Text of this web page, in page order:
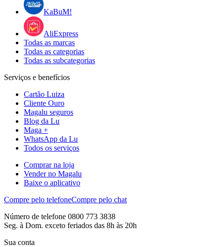
KaBuM!
AliExpress
Todas as marcas
Todas as categorias
Todas as subcategorias
Serviços e benefícios
Cartão Luiza
Cliente Ouro
Magalu seguros
Blog da Lu
Maga +
WhatsApp da Lu
Todos os serviços
Comprar na loja
Vender no Magalu
Baixe o aplicativo
Compre pelo telefoneCompre pelo chat
Número de telefone 0800 773 3838
Seg. à Dom. exceto feriados das 8h às 20h
Sua conta